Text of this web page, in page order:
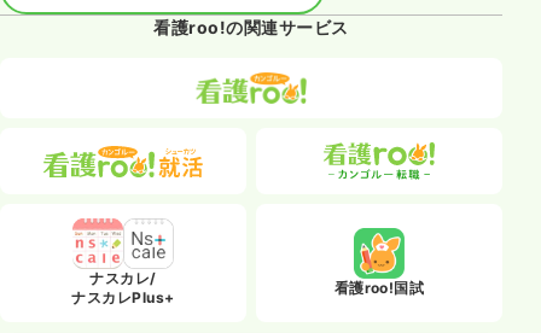
看護roo!の関連サービス
ナスカレ/
ナスカレPlus+
看護roo!国試